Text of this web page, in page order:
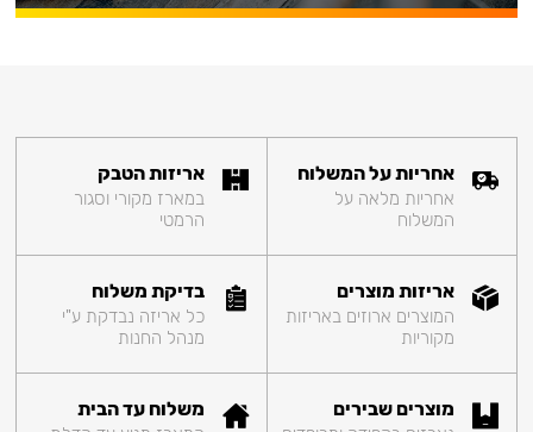
אחריות על המשלוח
אחריות מלאה על
המשלוח
אריזות הטבק
במארז מקורי וסגור
הרמטי
אריזות מוצרים
המוצרים ארוזים באריזות
מקוריות
בדיקת משלוח
כל אריזה נבדקת ע"י
מנהל החנות
מוצרים שבירים משלוח עד הבית